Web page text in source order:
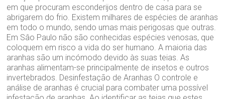
em que procuram esconderijos dentro de casa para se
abrigarem do frio. Existem milhares de espécies de aranhas
em todo o mundo, sendo umas mais perigosas que outras.
Em Sâo Paulo não são conhecidas espécies venosas, que
coloquem em risco a vida do ser humano. A maioria das
aranhas são um incómodo devido às suas teias. As
aranhas alimentam-se principalmente de insetos e outros
invertebrados. Desinfestação de Aranhas O controle e
análise de aranhas é crucial para combater uma possível